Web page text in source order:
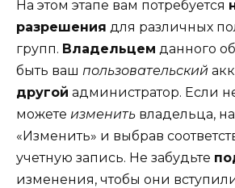
На этом этапе вам потребуется
разрешения для различных
групп. Владельцем данного
быть ваш пользовательский
другой администратор. Если
можете изменить владельца,
«Изменить» и выбрав
учетную запись. Не забудьте
изменения, чтобы они